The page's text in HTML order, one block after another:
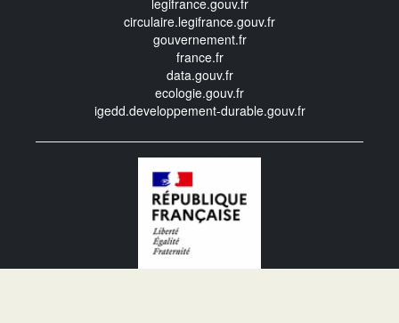
circulaire.legifrance.gouv.fr
gouvernement.fr
france.fr
data.gouv.fr
ecologie.gouv.fr
igedd.developpement-durable.gouv.fr